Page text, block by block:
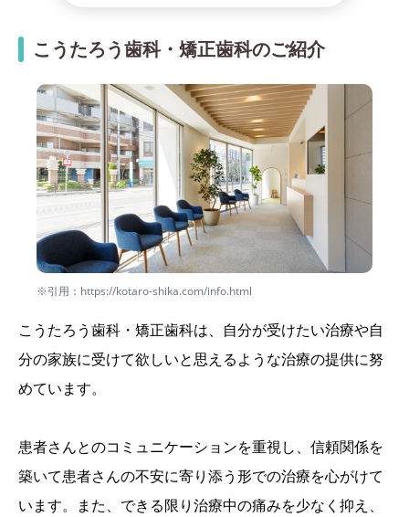
こうたろう歯科・矯正歯科のご紹介
※引用：https://kotaro-shika.com/info.html
こうたろう歯科・矯正歯科は、自分が受けたい治療や自
分の家族に受けて欲しいと思えるような治療の提供に努
めています。
患者さんとのコミュニケーションを重視し、信頼関係を
築いて患者さんの不安に寄り添う形での治療を心がけて
います。また、できる限り治療中の痛みを少なく抑え、